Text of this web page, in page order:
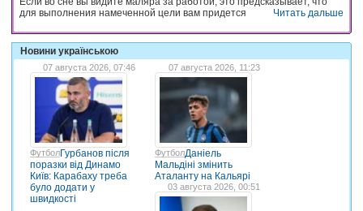
для выполнения намеченной цели вам придется
Читать дальше
Новини українською
07 августа 2026, 07:46
ФутболГурбанов після
поразки від Динамо
Київ: Карабаху треба
було додати у
швидкості
07 августа 2026, 11:23
ФутболДаніель
Мальдіні змінить
Аталанту на Кальярі
03 августа 2026, 00:51